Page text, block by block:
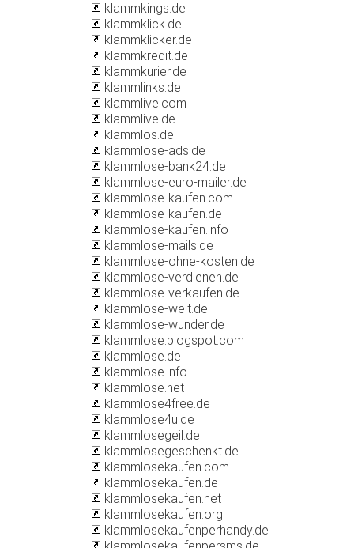
klammkings.de
klammklick.de
klammklicker.de
klammkredit.de
klammkurier.de
klammlinks.de
klammlive.com
klammlive.de
klammlos.de
klammlose-ads.de
klammlose-bank24.de
klammlose-euro-mailer.de
klammlose-kaufen.com
klammlose-kaufen.de
klammlose-kaufen.info
klammlose-mails.de
klammlose-ohne-kosten.de
klammlose-verdienen.de
klammlose-verkaufen.de
klammlose-welt.de
klammlose-wunder.de
klammlose.blogspot.com
klammlose.de
klammlose.info
klammlose.net
klammlose4free.de
klammlose4u.de
klammlosegeil.de
klammlosegeschenkt.de
klammlosekaufen.com
klammlosekaufen.de
klammlosekaufen.net
klammlosekaufen.org
klammlosekaufenperhandy.de